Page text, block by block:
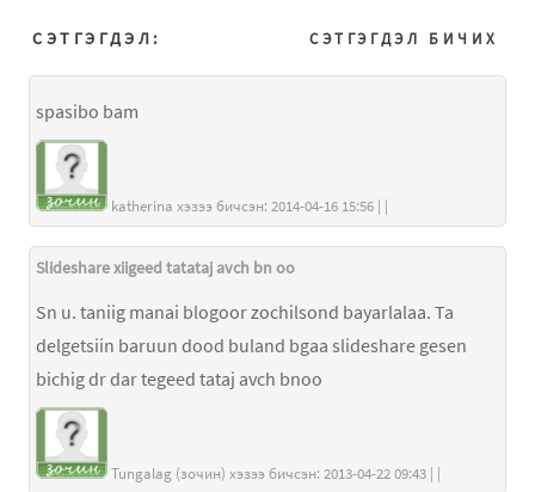
СЭТГЭГДЭЛ БИЧИХ
СЭТГЭГДЭЛ:
spasibo bam
katherina хэзээ бичсэн: 2014-04-16 15:56 | |
Slideshare xiigeed tatataj avch bn oo
Sn u. taniig manai blogoor zochilsond bayarlalaa. Ta
delgetsiin baruun dood buland bgaa slideshare gesen
bichig dr dar tegeed tataj avch bnoo
Tungalag (зочин) хэзээ бичсэн: 2013-04-22 09:43 | |